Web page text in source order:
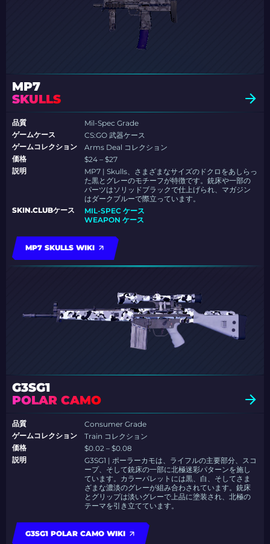
MP7
SKULLS
品質
Mil-Spec Grade
ゲームケース
CS:GO 武器ケース
ゲームコレクション
Arms Deal コレクション
価格
$24 – $27
説明
MP7 | Skulls、さまざまなサイズのドクロをあしらっ
た黒とグレーのモチーフが特徴です。銃床や一部の
パーツはソリッドブラックで仕上げられ、マガジン
はダークブルーで際立っています。
SKIN.CLUBケース
MIL-SPEC ケース
WEAPON ケース
MP7 SKULLS WIKI
G3SG1
POLAR CAMO
品質
Consumer Grade
ゲームコレクション
Train コレクション
価格
$0.02 – $0.08
説明
G3SG1 | ポーラーカモは、ライフルの主要部分、スコ
ープ、そして銃床の一部に北極迷彩パターンを施し
ています。カラーパレットには黒、白、そしてさま
ざまな濃淡のグレーが組み合わされています。銃床
とグリップは淡いグレーで上品に塗装され、北極の
テーマを引き立てています。
G3SG1 POLAR CAMO WIKI